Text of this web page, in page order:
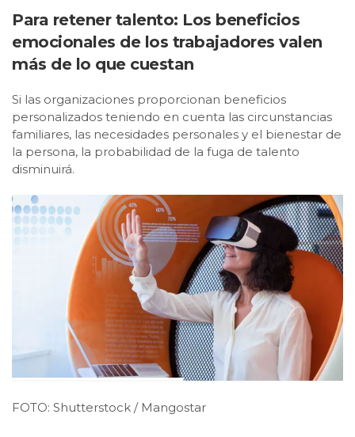
Para retener talento: Los beneficios
emocionales de los trabajadores valen
más de lo que cuestan
Si las organizaciones proporcionan beneficios
personalizados teniendo en cuenta las circunstancias
familiares, las necesidades personales y el bienestar de
la persona, la probabilidad de la fuga de talento
disminuirá.
FOTO: Shutterstock / Mangostar